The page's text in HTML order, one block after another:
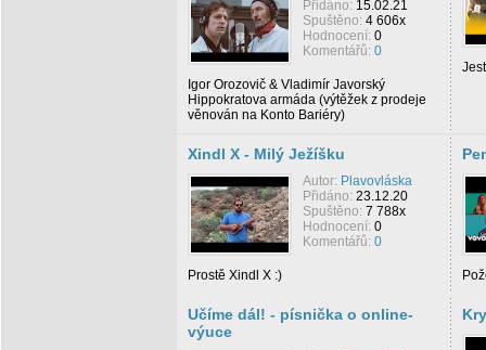
Přidáno: 15.02.21
Spuštěno: 4 606x
Hodnocení: 0
Komentářů: 0
Igor Orozovič & Vladimír Javorský
Hippokratova armáda (výtěžek z prodeje
věnován na Konto Bariéry)
Xindl X - Milý Ježíšku
Autor: Plavovláska
Přidáno: 23.12.20
Spuštěno: 7 788x
Hodnocení: 0
Komentářů: 0
Prostě Xindl X :)
Učíme dál! - písnička o online-
výuce